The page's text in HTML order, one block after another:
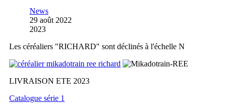
News
29 août 2022
2023
Les céréaliers "RICHARD" sont déclinés à l'échelle N
LIVRAISON ETE 2023
Catalogue série 1